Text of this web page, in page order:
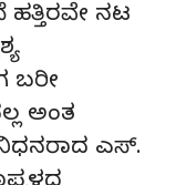
ಹತ್ತಿರವೇ ನಟ
ಬರೀ
ಅಂತ
ನಿಧನರಾದ ಎಸ್.